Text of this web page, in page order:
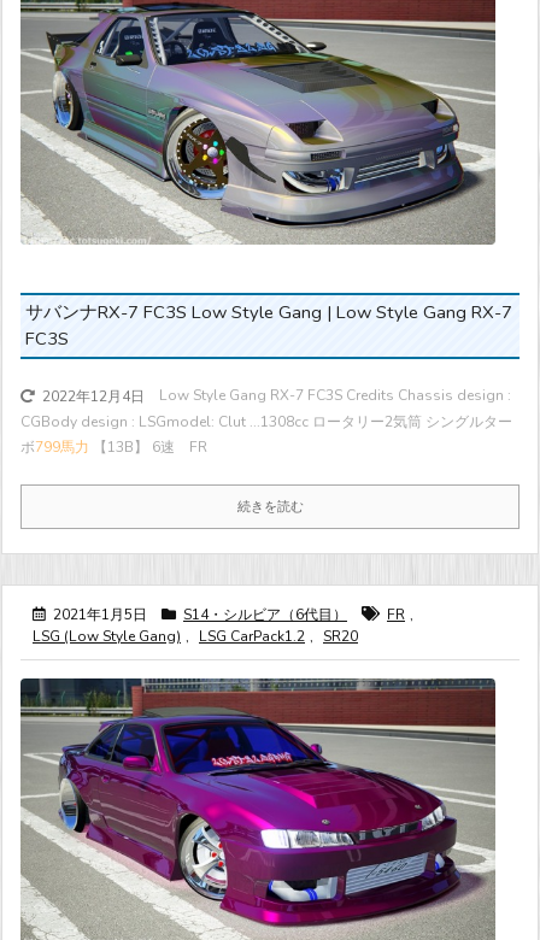
サバンナRX-7 FC3S Low Style Gang | Low Style Gang RX-7
FC3S
2022年12月4日
Low Style Gang RX-7 FC3S Credits Chassis design :
CGBody design : LSGmodel: Clut ...1308cc ロータリー2気筒 シングルター
ボ799馬力 【13B】 6速 FR
続きを読む
2021年1月5日 S14・シルビア（6代目） FR ,
LSG (Low Style Gang) , LSG CarPack1.2 , SR20